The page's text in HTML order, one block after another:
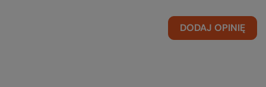
DODAJ OPINIĘ